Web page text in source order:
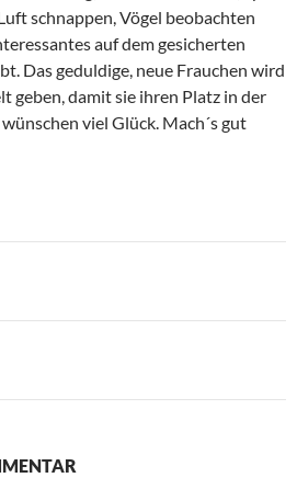
schnappen, Vögel beobachten
auf dem gesicherten
Das geduldige, neue Frauchen wird
geben, damit sie ihren Platz in der
viel Glück. Mach´s gut